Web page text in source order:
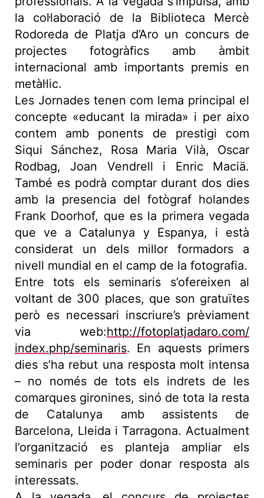
la col·laboració de la Biblioteca Mercè
Rodoreda de Platja d’Aro un concurs de
projectes fotogràfics amb àmbit
internacional amb importants premis en
metàl·lic.
Les Jornades tenen com lema principal el
concepte «educant la mirada» i per aixo
contem amb ponents de prestigi com
Siqui Sánchez, Rosa Maria Vilà, Oscar
Rodbag, Joan Vendrell i Enric Maciä.
També es podrà comptar durant dos dies
amb la presencia del fotògraf holandes
Frank Doorhof, que es la primera vegada
que ve a Catalunya y Espanya, i està
considerat un dels millor formadors a
nivell mundial en el camp de la fotografia.
Entre tots els seminaris s’ofereixen al
voltant de 300 places, que son gratuïtes
però es necessari inscriure’s prèviament
via web:http://fotoplatjadaro.com/
index.php/seminaris. En aquests primers
dies s’ha rebut una resposta molt intensa
– no només de tots els indrets de les
comarques gironines, sinó de tota la resta
de Catalunya amb assistents de
Barcelona, Lleida i Tarragona. Actualment
l’organització es planteja ampliar els
seminaris per poder donar resposta als
interessats.